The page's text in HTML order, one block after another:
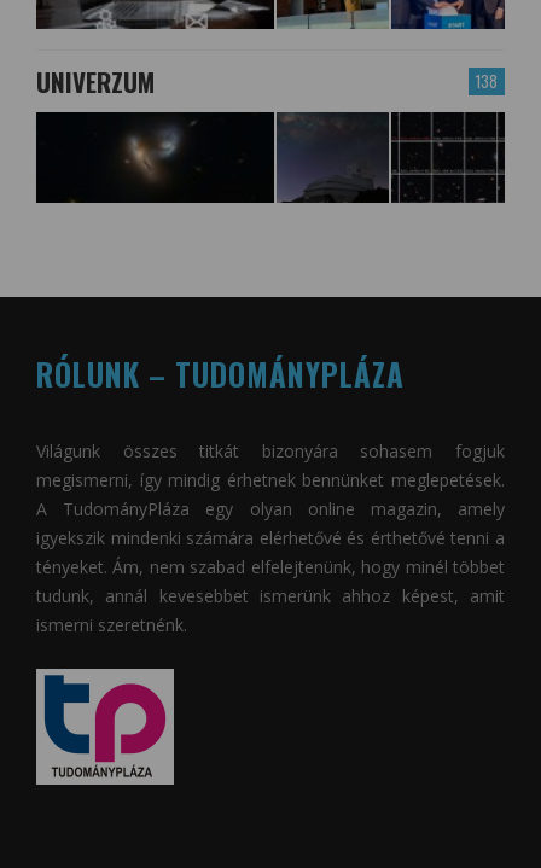
138
UNIVERZUM
RÓLUNK – TUDOMÁNYPLÁZA
Világunk összes titkát bizonyára sohasem fogjuk
megismerni, így mindig érhetnek bennünket meglepetések.
A TudományPláza egy olyan online magazin, amely
igyekszik mindenki számára elérhetővé és érthetővé tenni a
tényeket. Ám, nem szabad elfelejtenünk, hogy minél többet
tudunk, annál kevesebbet ismerünk ahhoz képest, amit
ismerni szeretnénk.